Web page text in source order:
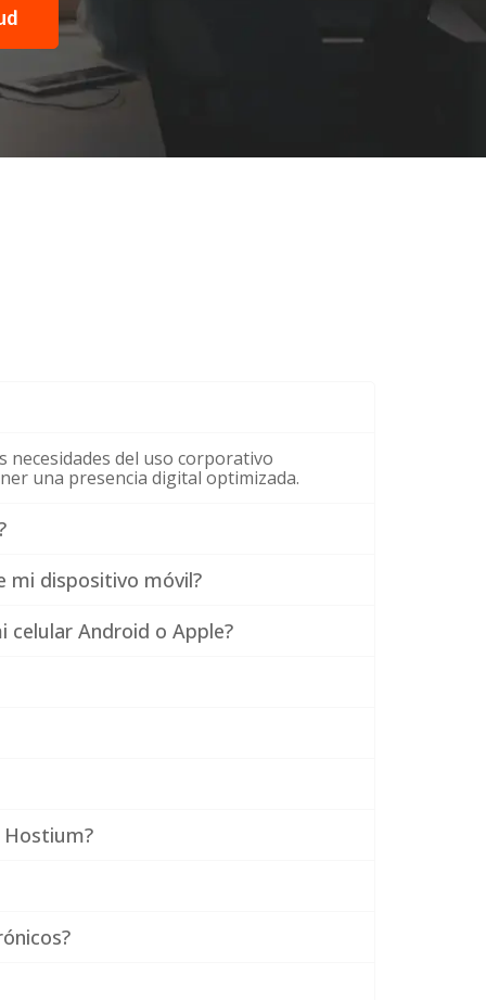
necesidades del uso corporativo
una presencia digital optimizada.
mi dispositivo móvil?
celular Android o Apple?
Hostium?